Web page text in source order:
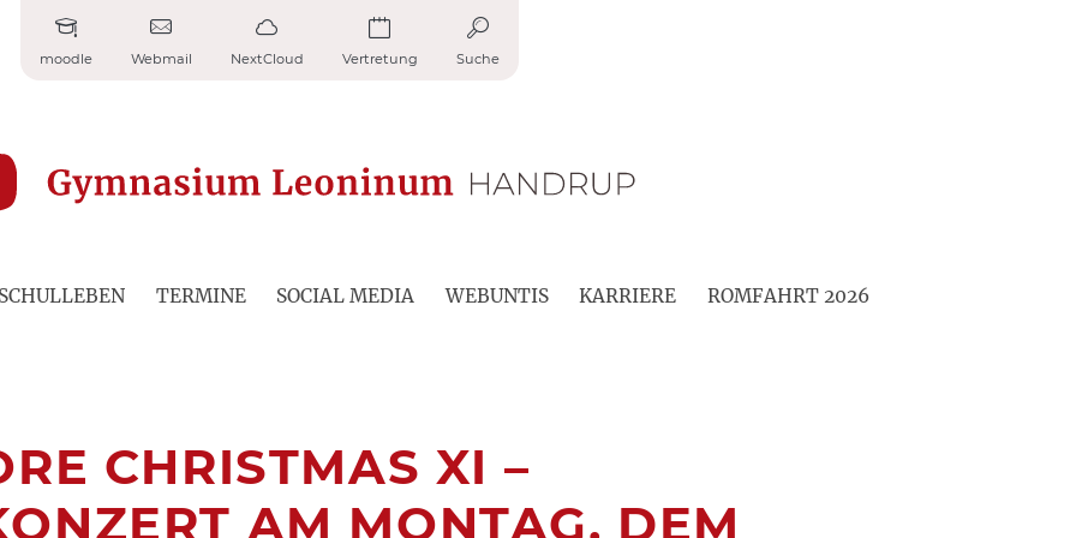
moodle Webmail NextCloud Vertretung Suche
SCHULLEBEN TERMINE SOCIAL MEDIA WEBUNTIS KARRIERE ROMFAHRT 2026
CHRISTMAS XI –
AM MONTAG, DEM